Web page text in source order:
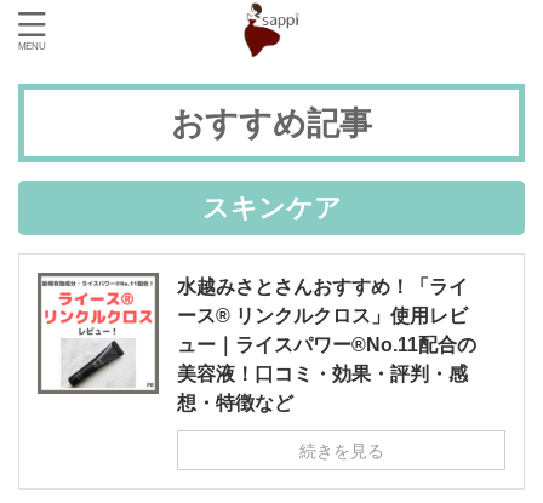
おすすめ記事
スキンケア
水越みさとさんおすすめ！「ライ
ース® リンクルクロス」使用レビ
ュー｜ライスパワー®No.11配合の
美容液！口コミ・効果・評判・感
想・特徴など
続きを見る